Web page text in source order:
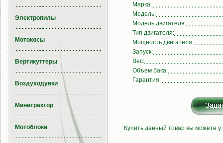
Марка:
Модель:
Модель двигателя:
Тип двигателя:
Мощность двигателя:
Запуск:
Вес:
Объем бака:
Гарантия:
Купить данный товар вы можете
Электропилы
Мотокосы
Вертикуттеры
Воздуходувки
Минитрактор
Мотоблоки